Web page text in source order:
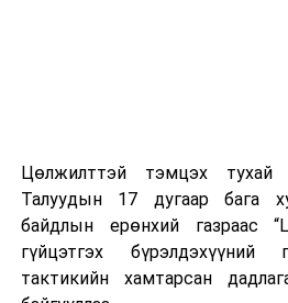
Цөлжилттэй тэмцэх
Талуудын 17 дугаар бага
байдлын ерөнхий газраас
гүйцэтгэх бүрэлдэхүүний
тактикийн хамтарсан